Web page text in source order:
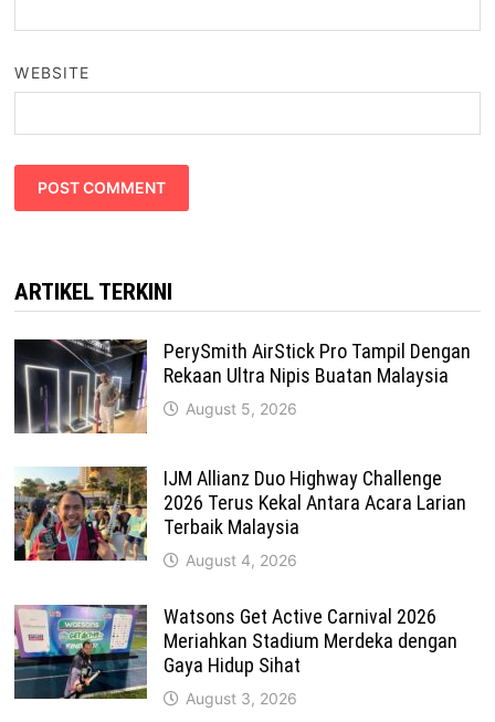
WEBSITE
ARTIKEL TERKINI
PerySmith AirStick Pro Tampil Dengan
Rekaan Ultra Nipis Buatan Malaysia
August 5, 2026
IJM Allianz Duo Highway Challenge
2026 Terus Kekal Antara Acara Larian
Terbaik Malaysia
August 4, 2026
Watsons Get Active Carnival 2026
Meriahkan Stadium Merdeka dengan
Gaya Hidup Sihat
August 3, 2026